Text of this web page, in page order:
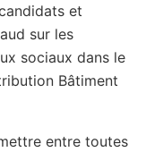
et
sur les
sociaux dans le
Bâtiment
entre toutes